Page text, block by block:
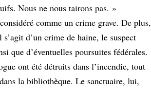
Nous ne nous tairons pas. »
comme un crime grave. De plus,
d’un crime de haine, le suspect
que d’éventuelles poursuites fédérales.
ont été détruits dans l’incendie, tout
la bibliothèque. Le sanctuaire, lui,